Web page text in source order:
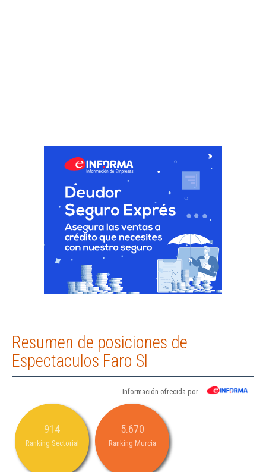
Resumen de posiciones de
Espectaculos Faro Sl
Información ofrecida por
914
Ranking Sectorial
5.670
Ranking Murcia